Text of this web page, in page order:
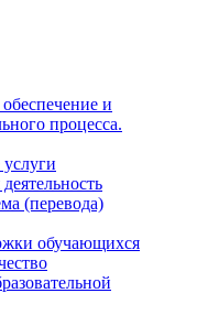
и
процесса.
(перевода)
обучающихся